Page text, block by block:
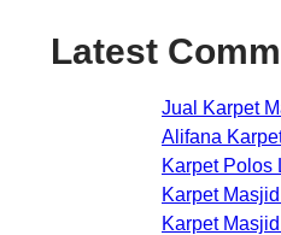
Latest
Jual Karpet
Alifana
Karpet Polos
Karpet
Karpet